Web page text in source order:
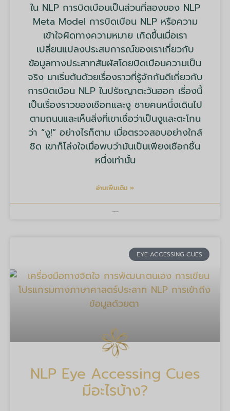
ใน NLP การบิดเบือนเป็นส่วนที่สองของ NLP
Meta Model การบิดเบือน NLP หรือความ
เข้าใจผิดทางความหมาย เกิดขึ้นเมื่อเรา
เปลี่ยนแปลงประสบการณ์ของเราเกี่ยวกับ
ข้อมูลทางประสาทสัมผัสโดยบิดเบือนความเป็น
จริง มาเริ่มต้นด้วยเรื่องราวที่รู้จักกันดีเกี่ยวกับ
การบิดเบือน NLP ในปรัชญาตะวันออก เรื่องนี้
เป็นเรื่องราวของเชือกและงู ชายคนหนึ่งเดินไป
ตามถนนและเห็นสิ่งที่เขาเชื่อว่าเป็นงูและตะโกน
ว่า “งู!” อย่างไรก็ตาม เมื่อตรวจสอบอย่างใกล้
ชิด เขาก็โล่งใจเมื่อพบว่ามันเป็นเพียงเชือกชิ้น
หนึ่งเท่านั้น
อ่านเพิ่มเติม »
EYE ACCESSING CUES
NLP Eye Accessing Cues
มีอะไรบ้าง?